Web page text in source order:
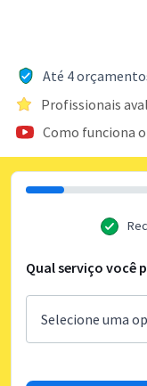
Até 4
Profissionais
Como funciona
Qual serviço você